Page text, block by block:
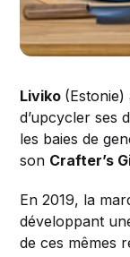
Liviko
d’upcycler ses
les baies de
son Crafter’s
En 2019, la
développant
de ces mêmes